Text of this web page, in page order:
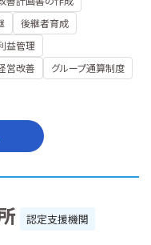
後継者育成
益管理
営改善
グループ通算制度
認定支援機関